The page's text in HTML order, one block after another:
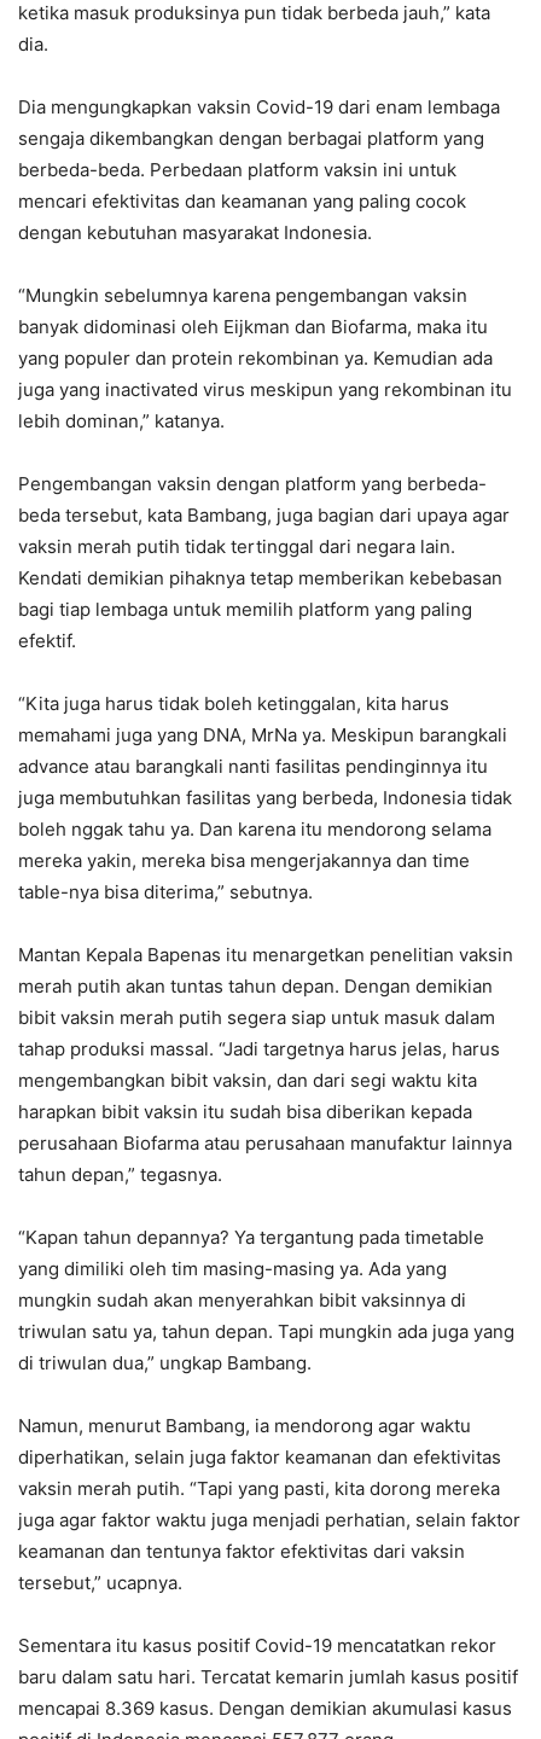
ketika masuk produksinya pun tidak berbeda jauh,” kata
dia.
Dia mengungkapkan vaksin Covid-19 dari enam lembaga
sengaja dikembangkan dengan berbagai platform yang
berbeda-beda. Perbedaan platform vaksin ini untuk
mencari efektivitas dan keamanan yang paling cocok
dengan kebutuhan masyarakat Indonesia.
“Mungkin sebelumnya karena pengembangan vaksin
banyak didominasi oleh Eijkman dan Biofarma, maka itu
yang populer dan protein rekombinan ya. Kemudian ada
juga yang inactivated virus meskipun yang rekombinan itu
lebih dominan,” katanya.
Pengembangan vaksin dengan platform yang berbeda-
beda tersebut, kata Bambang, juga bagian dari upaya agar
vaksin merah putih tidak tertinggal dari negara lain.
Kendati demikian pihaknya tetap memberikan kebebasan
bagi tiap lembaga untuk memilih platform yang paling
efektif.
“Kita juga harus tidak boleh ketinggalan, kita harus
memahami juga yang DNA, MrNa ya. Meskipun barangkali
advance atau barangkali nanti fasilitas pendinginnya itu
juga membutuhkan fasilitas yang berbeda, Indonesia tidak
boleh nggak tahu ya. Dan karena itu mendorong selama
mereka yakin, mereka bisa mengerjakannya dan time
table-nya bisa diterima,” sebutnya.
Mantan Kepala Bapenas itu menargetkan penelitian vaksin
merah putih akan tuntas tahun depan. Dengan demikian
bibit vaksin merah putih segera siap untuk masuk dalam
tahap produksi massal. “Jadi targetnya harus jelas, harus
mengembangkan bibit vaksin, dan dari segi waktu kita
harapkan bibit vaksin itu sudah bisa diberikan kepada
perusahaan Biofarma atau perusahaan manufaktur lainnya
tahun depan,” tegasnya.
“Kapan tahun depannya? Ya tergantung pada timetable
yang dimiliki oleh tim masing-masing ya. Ada yang
mungkin sudah akan menyerahkan bibit vaksinnya di
triwulan satu ya, tahun depan. Tapi mungkin ada juga yang
di triwulan dua,” ungkap Bambang.
Namun, menurut Bambang, ia mendorong agar waktu
diperhatikan, selain juga faktor keamanan dan efektivitas
vaksin merah putih. “Tapi yang pasti, kita dorong mereka
juga agar faktor waktu juga menjadi perhatian, selain faktor
keamanan dan tentunya faktor efektivitas dari vaksin
tersebut,” ucapnya.
Sementara itu kasus positif Covid-19 mencatatkan rekor
baru dalam satu hari. Tercatat kemarin jumlah kasus positif
mencapai 8.369 kasus. Dengan demikian akumulasi kasus